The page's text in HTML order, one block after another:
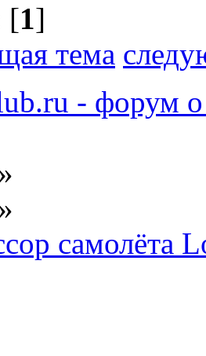
[1]
тема
- форум
самолёта